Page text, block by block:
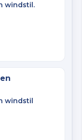
windstil.
windstil